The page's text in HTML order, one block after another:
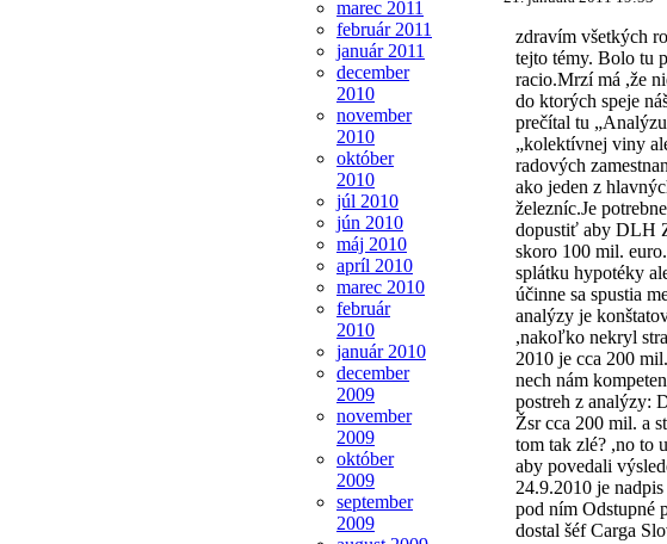
marec 2011
február 2011
január 2011
december
2010
november
2010
október
2010
júl 2010
jún 2010
máj 2010
apríl 2010
marec 2010
február
2010
január 2010
december
2009
november
2009
október
2009
september
2009
zdravím všetkých
tejto témy. Bolo tu
racio.Mrzí má ,že
do ktorých speje
prečítal tu
„kolektívnej viny
radových
ako jeden z
železníc.Je
dopustiť aby DLH
skoro 100 mil.
splátku hypotéky
účinne sa spustia
analýzy je
,nakoľko nekryl
2010 je cca 200
nech nám
postreh z analýzy:
Žsr cca 200 mil. a
tom tak zlé? ,no to
aby povedali
24.9.2010 je
pod ním Odstupné
dostal šéf Carga